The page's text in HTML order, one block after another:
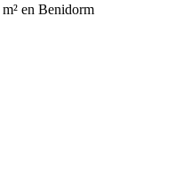
en Benidorm
se ha
la
y nos pondremos en